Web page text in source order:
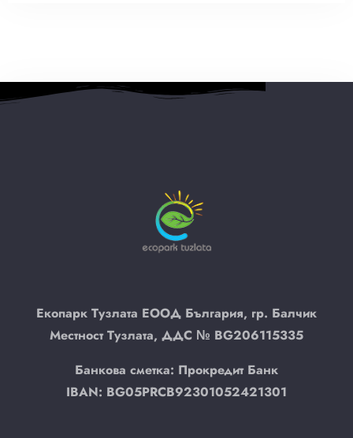
Екопарк Тузлата ЕООД България, гр. Балчик
Местност Тузлата, ДДС № BG206115335
Банкова сметка: Прокредит Банк
IBAN: BG05PRCB92301052421301